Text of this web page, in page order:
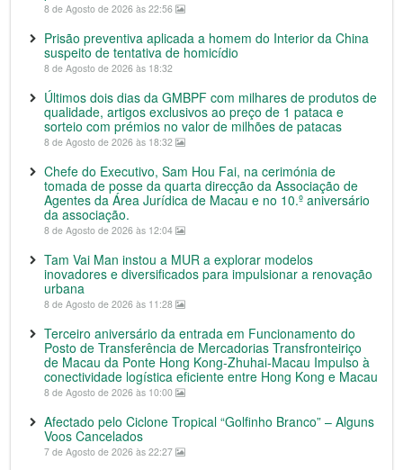
8 de Agosto de 2026 às 22:56
Prisão preventiva aplicada a homem do Interior da China
suspeito de tentativa de homicídio
8 de Agosto de 2026 às 18:32
Últimos dois dias da GMBPF com milhares de produtos de
qualidade, artigos exclusivos ao preço de 1 pataca e
sorteio com prémios no valor de milhões de patacas
8 de Agosto de 2026 às 18:32
Chefe do Executivo, Sam Hou Fai, na cerimónia de
tomada de posse da quarta direcção da Associação de
Agentes da Área Jurídica de Macau e no 10.º aniversário
da associação.
8 de Agosto de 2026 às 12:04
Tam Vai Man instou a MUR a explorar modelos
inovadores e diversificados para impulsionar a renovação
urbana
8 de Agosto de 2026 às 11:28
Terceiro aniversário da entrada em Funcionamento do
Posto de Transferência de Mercadorias Transfronteiriço
de Macau da Ponte Hong Kong-Zhuhai-Macau Impulso à
conectividade logística eficiente entre Hong Kong e Macau
8 de Agosto de 2026 às 10:00
Afectado pelo Ciclone Tropical “Golfinho Branco” – Alguns
Voos Cancelados
7 de Agosto de 2026 às 22:27